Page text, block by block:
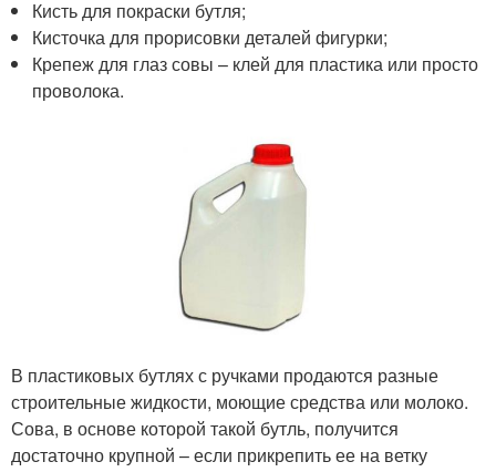
Кисть для покраски бутля;
Кисточка для прорисовки деталей фигурки;
Крепеж для глаз совы – клей для пластика или просто
проволока.
В пластиковых бутлях с ручками продаются разные
строительные жидкости, моющие средства или молоко.
Сова, в основе которой такой бутль, получится
достаточно крупной – если прикрепить ее на ветку